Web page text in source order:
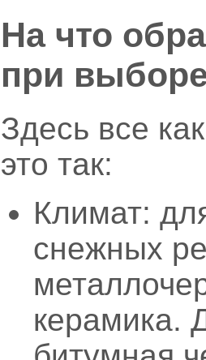
На что
при
Здесь все
это так:
Климат:
снежных
керамика.